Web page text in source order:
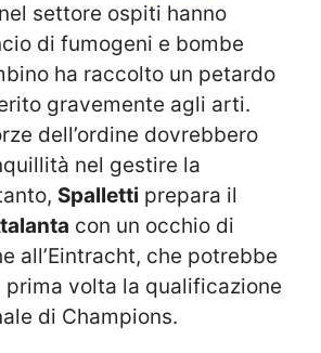
settore ospiti hanno
di fumogeni e bombe
ha raccolto un petardo
gravemente agli arti.
dell’ordine dovrebbero
nel gestire la
Spalletti prepara il
con un occhio di
all’Eintracht, che potrebbe
prima volta la qualificazione
di Champions.